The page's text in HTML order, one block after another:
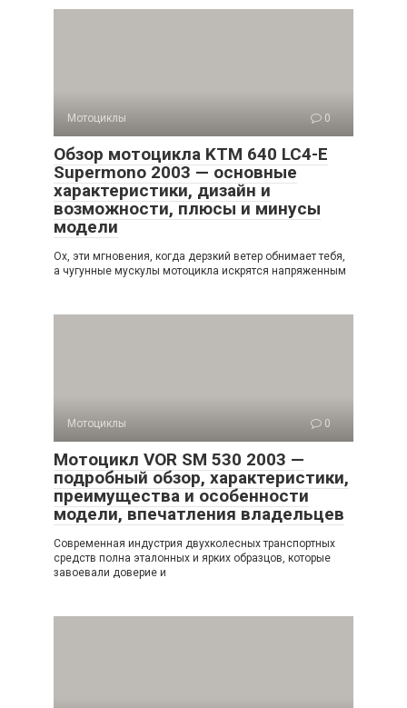
Мотоциклы 0
Обзор мотоцикла KTM 640 LC4-E
Supermono 2003 — основные
характеристики, дизайн и
возможности, плюсы и минусы
модели
Ох, эти мгновения, когда дерзкий ветер обнимает тебя,
а чугунные мускулы мотоцикла искрятся напряженным
Мотоциклы 0
Мотоцикл VOR SM 530 2003 —
подробный обзор, характеристики,
преимущества и особенности
модели, впечатления владельцев
Современная индустрия двухколесных транспортных
средств полна эталонных и ярких образцов, которые
завоевали доверие и